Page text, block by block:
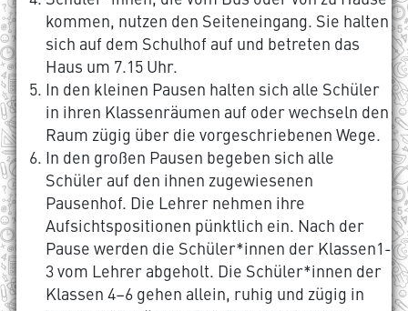
kommen, nutzen den Seiteneingang. Sie halten
sich auf dem Schulhof auf und betreten das
Haus um 7.15 Uhr.
In den kleinen Pausen halten sich alle Schüler
in ihren Klassenräumen auf oder wechseln den
Raum zügig über die vorgeschriebenen Wege.
In den großen Pausen begeben sich alle
Schüler auf den ihnen zugewiesenen
Pausenhof. Die Lehrer nehmen ihre
Aufsichtspositionen pünktlich ein. Nach der
Pause werden die Schüler*innen der Klassen1-
3 vom Lehrer abgeholt. Die Schüler*innen der
Klassen 4–6 gehen allein, ruhig und zügig in